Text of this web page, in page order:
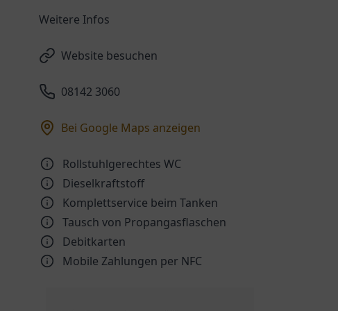
Weitere Infos
Website besuchen
08142 3060
Bei Google Maps anzeigen
Rollstuhlgerechtes WC
Dieselkraftstoff
Komplettservice beim Tanken
Tausch von Propangasflaschen
Debitkarten
Mobile Zahlungen per NFC